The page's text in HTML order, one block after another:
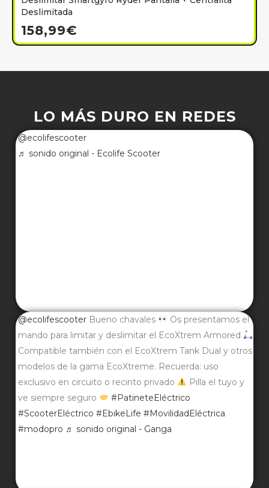
Deslimitada
158,99€
LO MÁS DURO EN REDES
@ecolifescooter
♬ sonido original - Ecolife Scooter
@ecolifescooter Bueno chavales
Os presentamos el
mando para limitar y deslimitar el EcoXtrem Armored
Compatible también con el EcoXtrem Tank Dual y otros
modelos de la gama EcoXtreme. Recuerda: uso
exclusivo en circuito o recinto privado
Pilla el tuyo y
ve siempre seguro
#PatineteEléctrico
#ScooterEléctrico #EbikeLife #MovilidadEléctrica
#modopro ♬ sonido original - Ganga